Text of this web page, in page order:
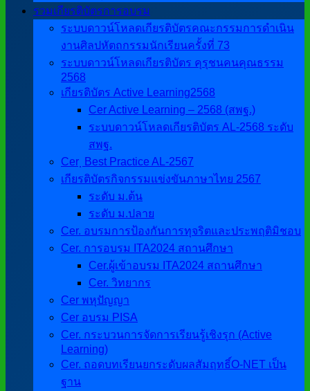
รวมเกียรติบัตรการอบรม
ระบบดาวน์โหลดเกียรติบัตรคณะกรรมการดำเนิน
งานศิลปหัตถกรรมนักเรียนครั้งที่ 73
ระบบดาวน์โหลดเกียรติบัตร คุรุชนคนคุณธรรม
2568
เกียรติบัตร Active Learning2568
Cer Active Learning – 2568 (สพฐ.)
ระบบดาวน์โหลดเกียรติบัตร AL-2568 ระดับ
สพฐ.
Cer ฺ Best Practice AL-2567
เกียรติบัตรกิจกรรมแข่งขันภาษาไทย 2567
ระดับ ม.ต้น
ระดับ ม.ปลาย
Cer. อบรมการป้องกันการทุจริตและประพฤติมิชอบ
Cer. การอบรม ITA2024 สถานศึกษา
Cer.ผู้เข้าอบรม ITA2024 สถานศึกษา
Cer. วิทยากร
Cer พหุปัญญา
Cer อบรม PISA
Cer. กระบวนการจัดการเรียนรู้เชิงรุก (Active
Learning)
Cer. ถอดบทเรียนยกระดับผลสัมฤทธิ์O-NET เป็น
ฐาน